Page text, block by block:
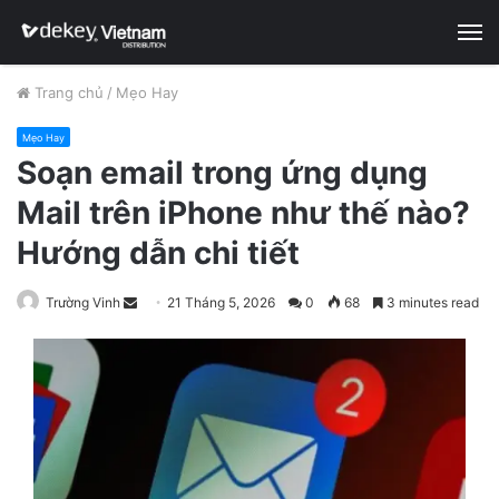
Trang chủ / Mẹo Hay
Mẹo Hay
Soạn email trong ứng dụng
Mail trên iPhone như thế nào?
Hướng dẫn chi tiết
Trường Vinh 21 Tháng 5, 2026 0 68 3 minutes read